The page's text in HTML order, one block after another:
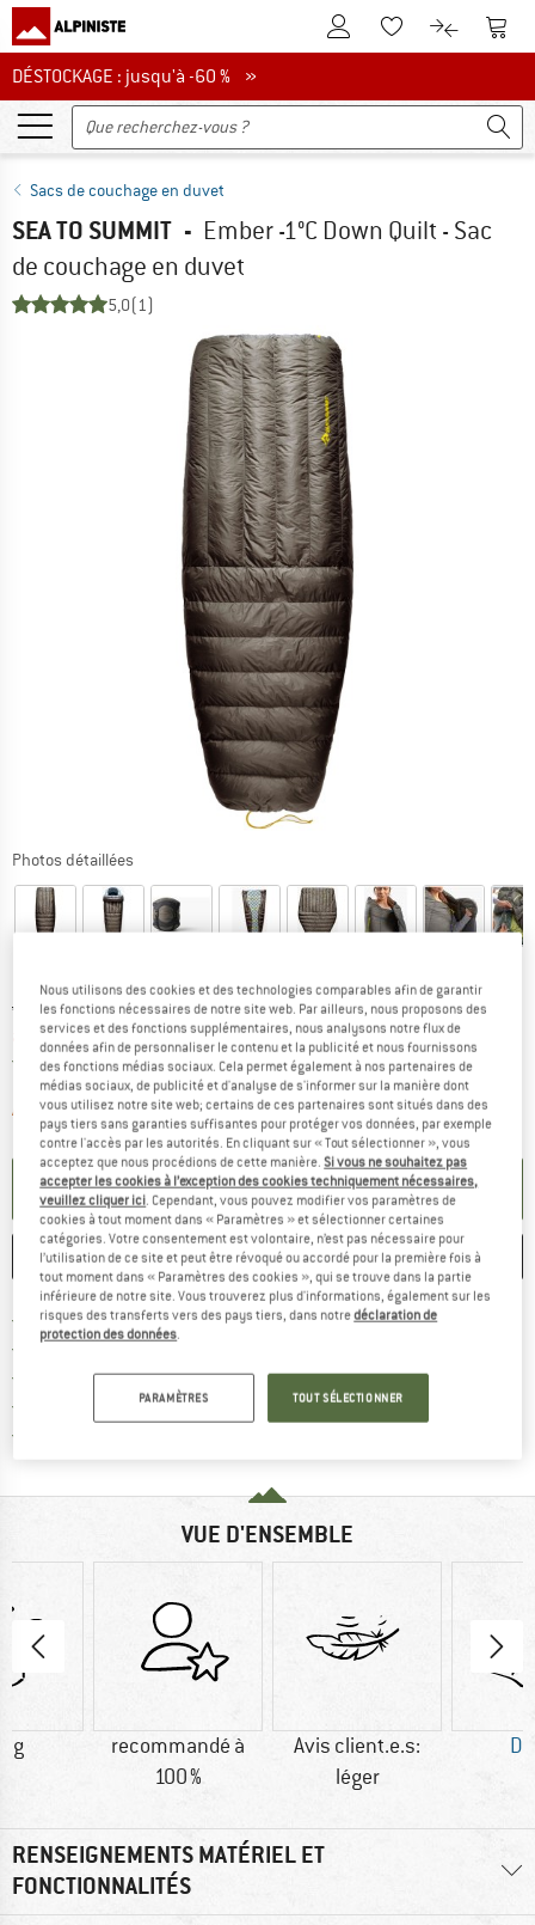
Vers le compte client
Vers la liste
Vers le
DÉSTOCKAGE : jusqu'à -60 %
DÉSTOCKAGE : jusqu'à -60 % »
Sacs de couchage en duvet
SEA TO SUMMIT - Ember -1°C Down Quilt - Sac
de couchage en duvet
5,0(1)
Photos détaillées
Prix initial :
429,95€
Prix:
à partir de365,46€ TVA incl.
Livraison gratuite(FR)France. Informations sur les frais de
Article momentanément épuisé;Le lien s'ouvre dans une boîte
PARAMÉTRER ALERTE
ENREGISTRER COMPARER
Livraison gratuite dès 69 € (FR)Trouve les infos sur la
Droit de retour de 100 jours
> 4 000 000 clients satisfaits
Tous les articles disponibles
VUE D'ENSEMBLE
g
recommandé à
100 %
Avis client.e.s:
léger
RENSEIGNEMENTS MATÉRIEL ET
FONCTIONNALITÉS
Nous utilisons des cookies et des technologies comparables afin de garantir
les fonctions nécessaires de notre site web. Par ailleurs, nous proposons des
services et des fonctions supplémentaires, nous analysons notre flux de
données afin de personnaliser le contenu et la publicité et nous fournissons
des fonctions médias sociaux. Cela permet également à nos partenaires de
médias sociaux, de publicité et d'analyse de s'informer sur la manière dont
vous utilisez notre site web; certains de ces partenaires sont situés dans des
pays tiers sans garanties suffisantes pour protéger vos données, par exemple
contre l'accès par les autorités. En cliquant sur « Tout sélectionner », vous
acceptez que nous procédions de cette manière.Si vous ne souhaitez pas
accepter les cookies à l’exception des cookies techniquement nécessaires,
veuillez cliquer ici. Cependant, vous pouvez modifier vos paramètres de
cookies à tout moment dans « Paramètres » et sélectionner certaines
catégories. Votre consentement est volontaire, n’est pas nécessaire pour
l’utilisation de ce site et peut être révoqué ou accordé pour la première fois à
tout moment dans « Paramètres des cookies », qui se trouve dans la partie
inférieure de notre site. Vous trouverez plus d'informations, également sur les
risques des transferts vers des pays tiers, dans notredéclaration de
protection des données.
PARAMÈTRES TOUT SÉLECTIONNER